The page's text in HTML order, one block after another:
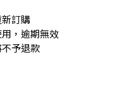
訂購
，逾期無效
予退款